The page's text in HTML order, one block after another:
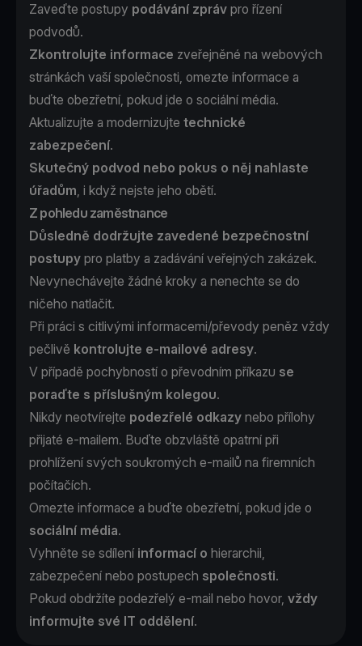
Zaveďte postupy podávání zpráv pro řízení
podvodů.
Zkontrolujte informace zveřejněné na webových
stránkách vaší společnosti, omezte informace a
buďte obezřetní, pokud jde o sociální média.
Aktualizujte a modernizujte technické
zabezpečení.
Skutečný podvod nebo pokus o něj nahlaste
úřadům, i když nejste jeho obětí.
Z pohledu zaměstnance
Důsledně dodržujte zavedené bezpečnostní
postupy pro platby a zadávání veřejných zakázek.
Nevynechávejte žádné kroky a nenechte se do
ničeho natlačit.
Při práci s citlivými informacemi/převody peněz vždy
pečlivě kontrolujte e-mailové adresy.
V případě pochybností o převodním příkazu se
poraďte s příslušným kolegou.
Nikdy neotvírejte podezřelé odkazy nebo přílohy
přijaté e-mailem. Buďte obzvláště opatrní při
prohlížení svých soukromých e-mailů na firemních
počítačích.
Omezte informace a buďte obezřetní, pokud jde o
sociální média.
Vyhněte se sdílení informací o hierarchii,
zabezpečení nebo postupech společnosti.
Pokud obdržíte podezřelý e-mail nebo hovor, vždy
informujte své IT oddělení.